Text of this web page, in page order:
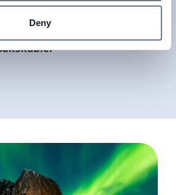
in thedetails section.
features and to analyse our traffic.
about your use of our site with
and analytics partners who
Deny